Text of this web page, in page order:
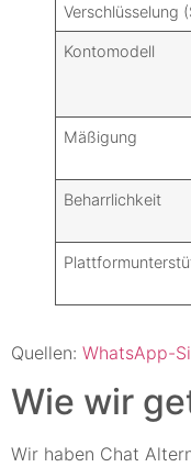
Verschlüsselung
Kontomodell
Mäßigung
Beharrlichkeit
Quellen: WhatsApp-
Wie wir
Wir haben Chat